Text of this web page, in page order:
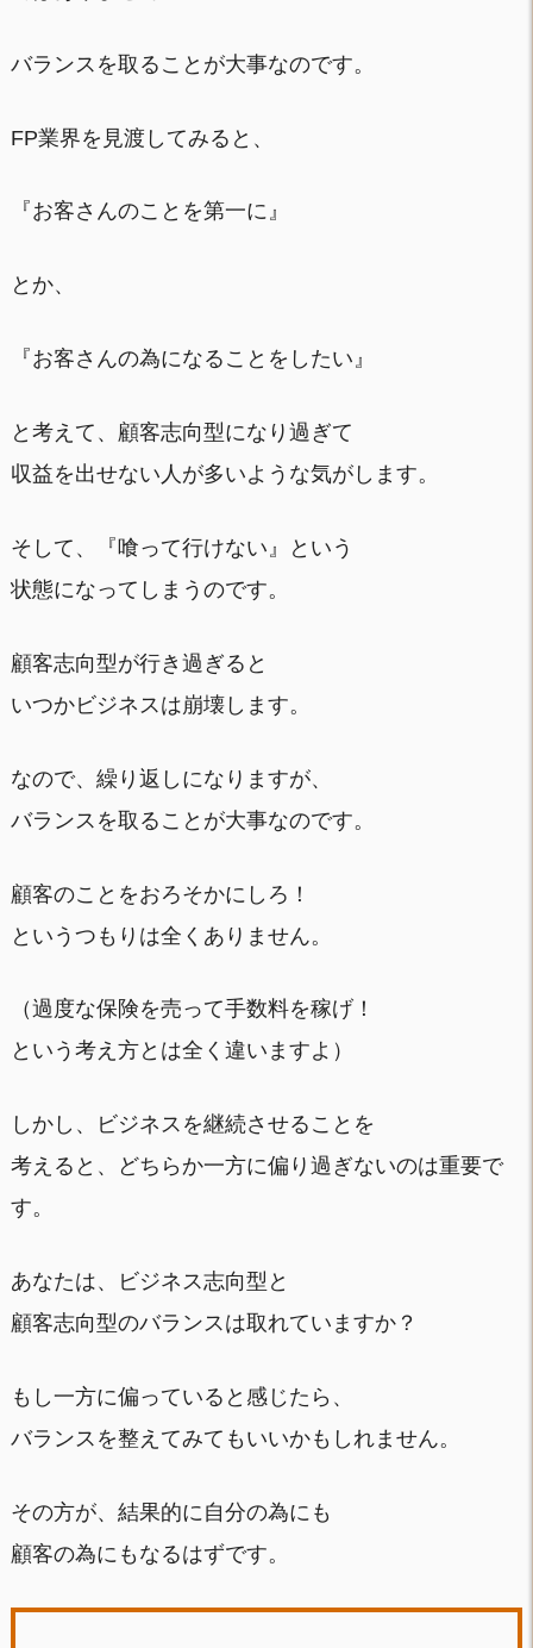
バランスを取ることが大事なのです。
FP業界を見渡してみると、
『お客さんのことを第一に』
とか、
『お客さんの為になることをしたい』
と考えて、顧客志向型になり過ぎて
収益を出せない人が多いような気がします。
そして、『喰って行けない』という
状態になってしまうのです。
顧客志向型が行き過ぎると
いつかビジネスは崩壊します。
なので、繰り返しになりますが、
バランスを取ることが大事なのです。
顧客のことをおろそかにしろ！
というつもりは全くありません。
（過度な保険を売って手数料を稼げ！
という考え方とは全く違いますよ）
しかし、ビジネスを継続させることを
考えると、どちらか一方に偏り過ぎないのは重要で
す。
あなたは、ビジネス志向型と
顧客志向型のバランスは取れていますか？
もし一方に偏っていると感じたら、
バランスを整えてみてもいいかもしれません。
その方が、結果的に自分の為にも
顧客の為にもなるはずです。